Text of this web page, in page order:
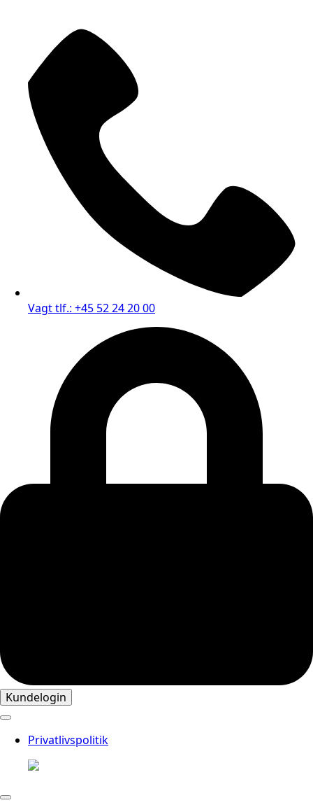
Vagt tlf.: +45 52 24 20 00
Kundelogin
Privatlivspolitik